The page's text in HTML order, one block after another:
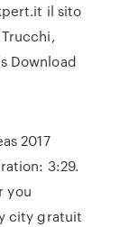
il sito
Download
you
city gratuit